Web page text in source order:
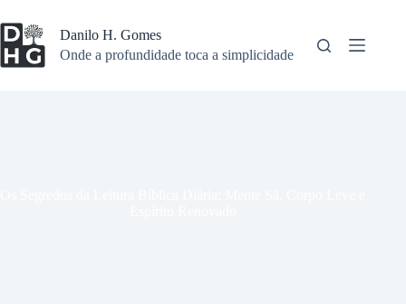
para
o
conteúdo
Danilo H. Gomes
Onde a profundidade toca a simplicidade